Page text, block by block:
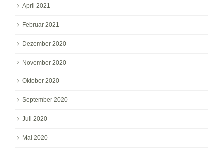
April 2021
Februar 2021
Dezember 2020
November 2020
Oktober 2020
September 2020
Juli 2020
Mai 2020